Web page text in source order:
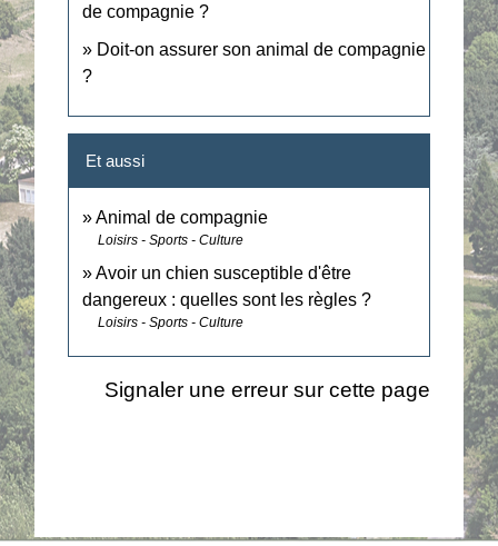
de compagnie ?
Doit-on assurer son animal de compagnie
?
Et aussi
Animal de compagnie
Loisirs - Sports - Culture
Avoir un chien susceptible d'être
dangereux : quelles sont les règles ?
Loisirs - Sports - Culture
Signaler une erreur sur cette page